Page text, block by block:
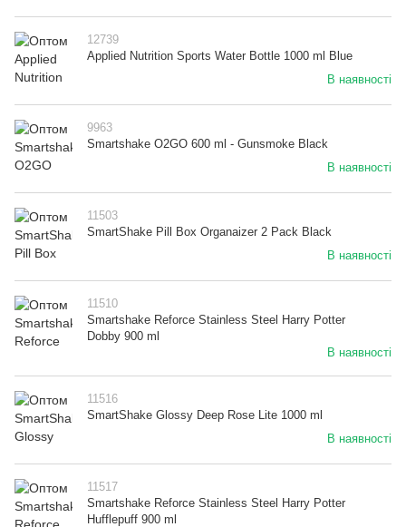
12739
Applied Nutrition Sports Water Bottle 1000 ml Blue
В наявності
9963
Smartshake O2GO 600 ml - Gunsmoke Black
В наявності
11503
SmartShake Pill Box Organaizer 2 Pack Black
В наявності
11510
Smartshake Reforce Stainless Steel Harry Potter
Dobby 900 ml
В наявності
11516
SmartShake Glossy Deep Rose Lite 1000 ml
В наявності
11517
Smartshake Reforce Stainless Steel Harry Potter
Hufflepuff 900 ml